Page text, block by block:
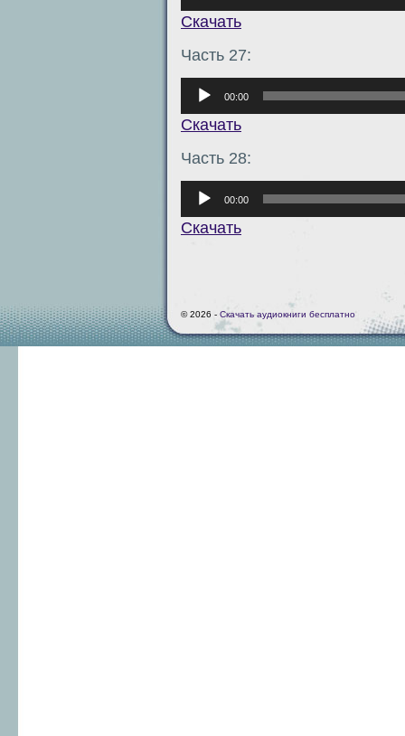
Скачать
Часть 27:
Аудиоплеер
00:00
Скачать
Часть 28:
Аудиоплеер
00:00
Скачать
© 2026 - Скачать аудиокниги бесплатно